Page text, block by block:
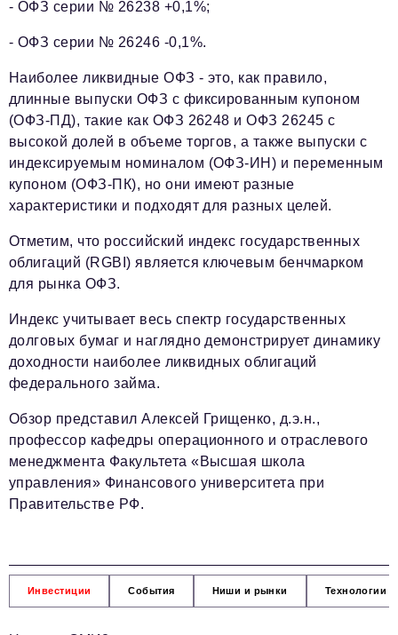
- ОФЗ серии № 26238 +0,1%;
- ОФЗ серии № 26246 -0,1%.
Наиболее ликвидные ОФЗ - это, как правило,
длинные выпуски ОФЗ с фиксированным купоном
(ОФЗ-ПД), такие как ОФЗ 26248 и ОФЗ 26245 с
высокой долей в объеме торгов, а также выпуски с
индексируемым номиналом (ОФЗ-ИН) и переменным
купоном (ОФЗ-ПК), но они имеют разные
характеристики и подходят для разных целей.
Отметим, что российский индекс государственных
облигаций (RGBI) является ключевым бенчмарком
для рынка ОФЗ.
Индекс учитывает весь спектр государственных
долговых бумаг и наглядно демонстрирует динамику
доходности наиболее ликвидных облигаций
федерального займа.
Обзор представил Алексей Грищенко, д.э.н.,
профессор кафедры операционного и отраслевого
менеджмента Факультета «Высшая школа
управления» Финансового университета при
Правительстве РФ.
Инвестиции События Ниши и рынки Технологии